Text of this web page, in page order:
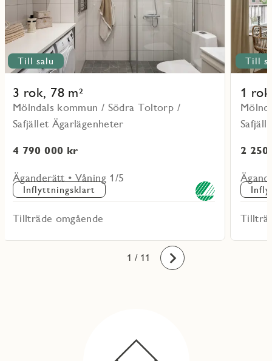
Till salu
3 rok, 78 m²
Mölndals kommun / Södra Toltorp /
Safjället Ägarlägenheter
4 790 000 kr
Äganderätt • Våning 1/5
Inflyttningsklart
Tillträde omgående
Till
1
2
1
2
3
4
5
6
7
8
9
10
11 / 11 Framåt